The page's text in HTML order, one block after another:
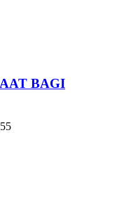
BAGI
55